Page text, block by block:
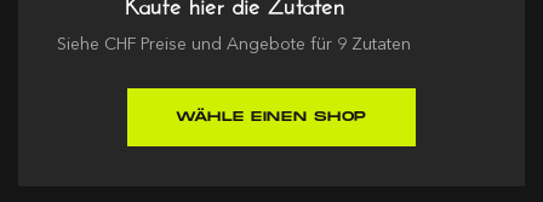
Siehe CHF Preise und Angebote für 9 Zutaten
WÄHLE EINEN SHOP